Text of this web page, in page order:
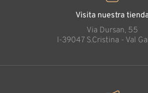
Visita nuestra
Via Dursan, 55
l-39047 S.Cristina - Val